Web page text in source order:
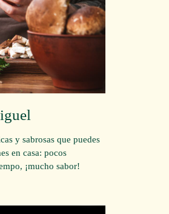
y sabrosas que puedes
en casa: pocos
¡mucho sabor!